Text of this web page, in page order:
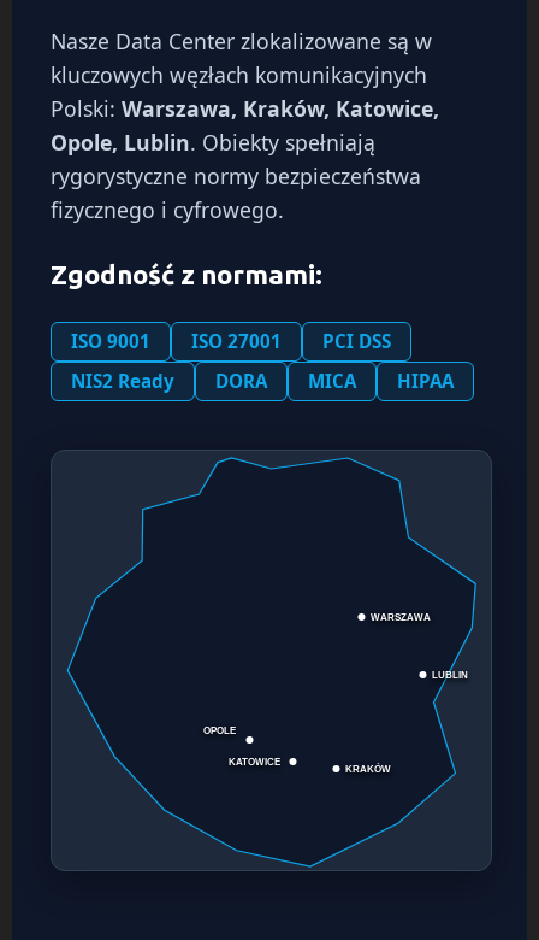
Nasze Data Center zlokalizowane są w
kluczowych węzłach komunikacyjnych
Polski: Warszawa, Kraków, Katowice,
Opole, Lublin. Obiekty spełniają
rygorystyczne normy bezpieczeństwa
fizycznego i cyfrowego.
Zgodność z normami:
ISO 9001 ISO 27001
PCI DSS
NIS2 Ready
DORA MICA HIPAA
WARSZAWA
KRAKÓW
KATOWICE
OPOLE
LUBLIN